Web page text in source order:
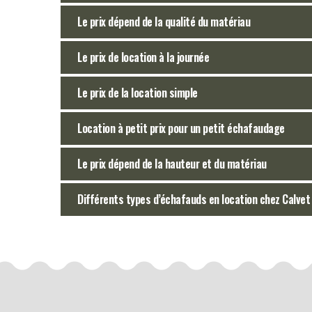
Le prix dépend de la qualité du matériau
Le prix de location à la journée
Le prix de la location simple
Location à petit prix pour un petit échafaudage
Le prix dépend de la hauteur et du matériau
Différents types d’échafauds en location chez Calvet